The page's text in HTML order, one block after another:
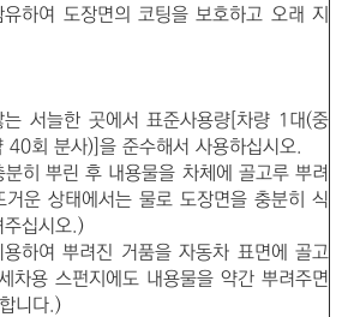
하여 도장면의 코팅을 보호하고 오래 지
서늘한 곳에서 표준사용량[차량 1대(중
회 분사)]을 준수해서 사용하십시오.
히 뿌린 후 내용물을 차체에 골고루 뿌려
운 상태에서는 물로 도장면을 충분히 식
십시오.)
하여 뿌려진 거품을 자동차 표면에 골고
차용 스펀지에도 내용물을 약간 뿌려주면
니다.)